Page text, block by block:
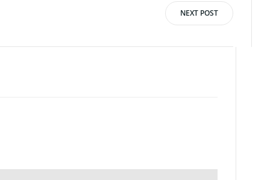
NEXT POST